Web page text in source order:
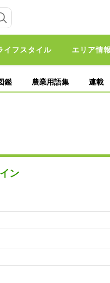
イフスタイル エリア情報
鑑 農業用語集 連載
ン